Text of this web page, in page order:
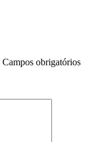
Campos obrigatórios